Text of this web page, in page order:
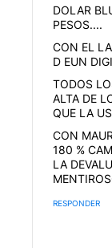
DOLAR
PESOS....
CON EL
D EUN
TODOS
ALTA DE
QUE LA
CON
180 %
LA
RESPONDER